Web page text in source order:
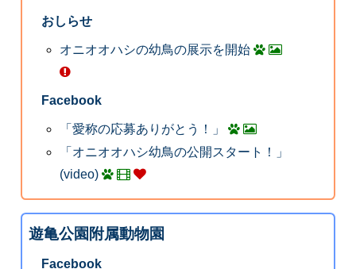
おしらせ
オニオオハシの幼鳥の展示を開始
Facebook
「愛称の応募ありがとう！」
「オニオオハシ幼鳥の公開スタート！」
(video)
遊亀公園附属動物園
Facebook